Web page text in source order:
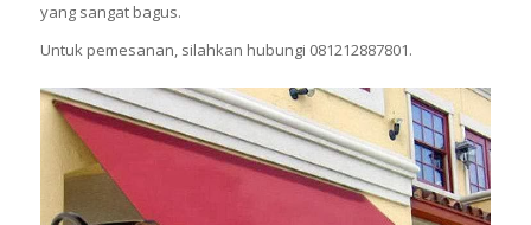
yang sangat bagus.
Untuk pemesanan, silahkan hubungi 081212887801.